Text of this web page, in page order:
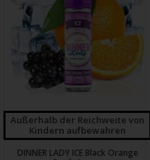
Außerhalb der Reichweite von
Kindern aufbewahren
DINNER LADY ICE Black Orange